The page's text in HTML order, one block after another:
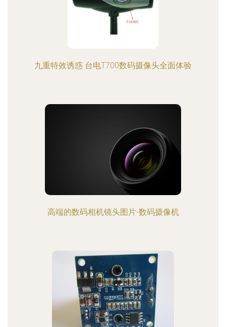
九重特效诱惑 台电T700数码摄像头全面体验
高端的数码相机镜头图片-数码摄像机